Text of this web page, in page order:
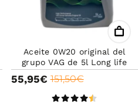
Aceite 0W20 original del
grupo VAG de 5l Long life
151,50€
55,95€